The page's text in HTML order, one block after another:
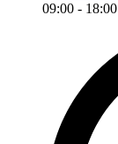
09:00 -